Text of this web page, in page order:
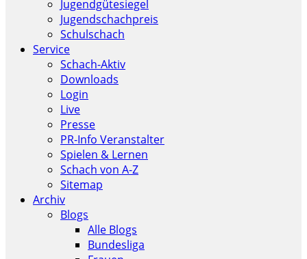
Jugendgütesiegel
Jugendschachpreis
Schulschach
Service
Schach-Aktiv
Downloads
Login
Live
Presse
PR-Info Veranstalter
Spielen & Lernen
Schach von A-Z
Sitemap
Archiv
Blogs
Alle Blogs
Bundesliga